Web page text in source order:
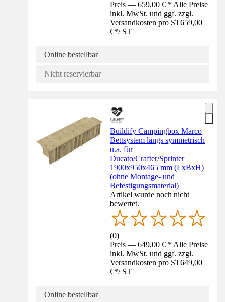
Preis — 659,00 € * Alle Preise
inkl. MwSt. und ggf. zzgl.
Versandkosten pro ST659,00
€*/ ST
Online bestellbar
Nicht reservierbar
Buildify Campingbox Marco
Bettsystem längs symmetrisch
u.a. für
Ducato/Crafter/Sprinter
1900x950x465 mm (LxBxH)
(ohne Montage- und
Befestigungsmaterial)
Artikel wurde noch nicht
bewertet.
(0)
Preis — 649,00 € * Alle Preise
inkl. MwSt. und ggf. zzgl.
Versandkosten pro ST649,00
€*/ ST
Online bestellbar